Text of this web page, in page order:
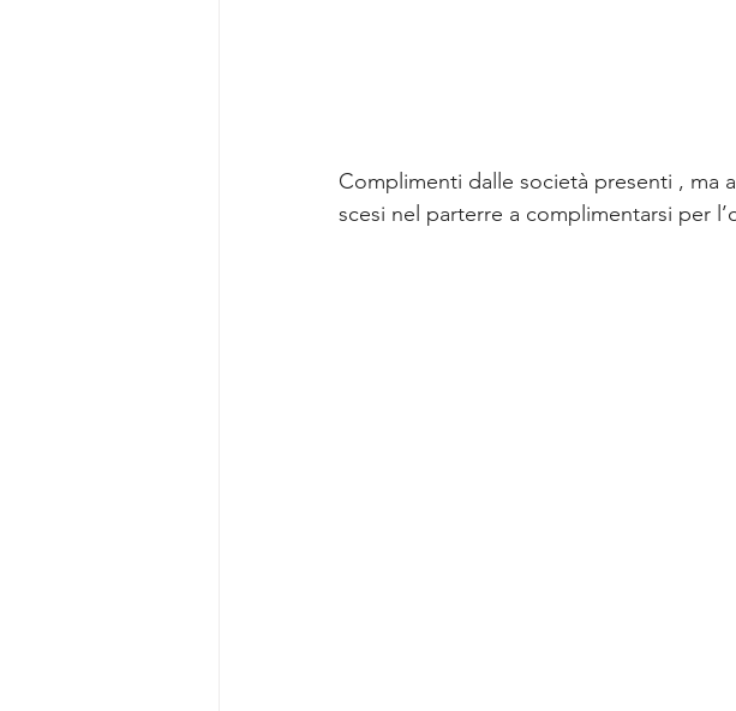
Complimenti dalle società presenti , ma
scesi nel parterre a complimentarsi per